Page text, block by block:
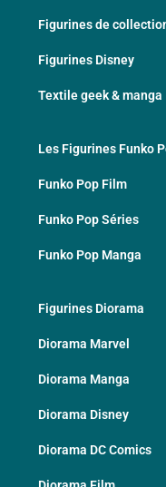
Figurines de
Figurines Disney
Textile geek & manga
Les Figurines Funko
Funko Pop Film
Funko Pop Séries
Funko Pop Manga
Figurines Diorama
Diorama Marvel
Diorama Manga
Diorama Disney
Diorama DC Comics